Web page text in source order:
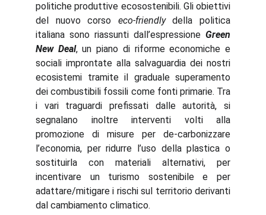
politiche produttive ecosostenibili. Gli obiettivi
del nuovo corso eco-friendlydella politica
italiana sono riassunti dall’espressione Green
New Deal, un piano di riforme economiche e
sociali improntate alla salvaguardia dei nostri
ecosistemi tramite il graduale superamento
dei combustibili fossili come fonti primarie. Tra
i vari traguardi prefissati dalle autorità, si
segnalano inoltre interventi volti alla
promozione di misure per de-carbonizzare
l’economia, per ridurre l’uso della plastica o
sostituirla con materiali alternativi, per
incentivare un turismo sostenibile e per
adattare/mitigare i rischi sul territorio derivanti
dal cambiamento climatico.